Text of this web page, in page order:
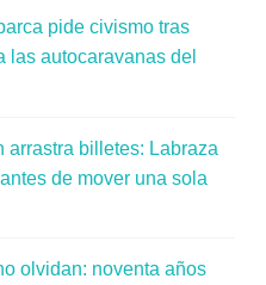
pide civismo tras
las autocaravanas del
arrastra billetes: Labraza
de mover una sola
olvidan: noventa años